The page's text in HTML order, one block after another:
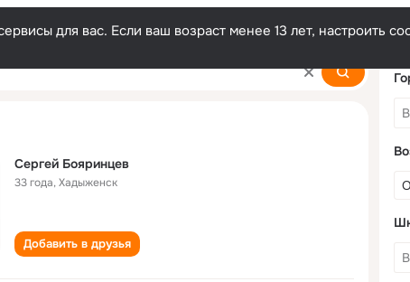
для вас. Если ваш возраст менее 13 лет, настроить
Сергей Бояринцев
33 года,Хадыженск
Добавить в друзья